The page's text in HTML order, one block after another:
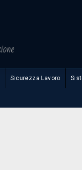
Sicurezza Lavoro